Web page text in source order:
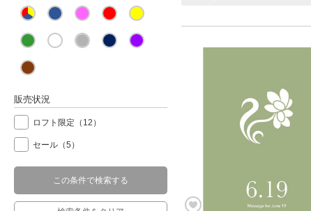
販売状況
ロフト限定 （12）
セール （5）
この条件で検索する